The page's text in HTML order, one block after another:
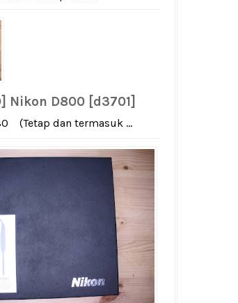
Nikon D800 [d3701]
(Tetap dan termasuk ...